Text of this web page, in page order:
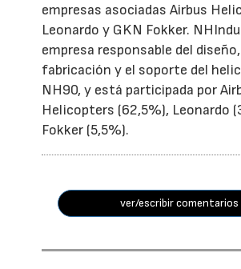
empresas asociadas Airbus
Leonardo y GKN Fokker.
empresa responsable del
fabricación y el soporte del
NH90, y está participada por
Helicopters (62,5%), Leonardo
Fokker (5,5%).
ver/escribir comentarios